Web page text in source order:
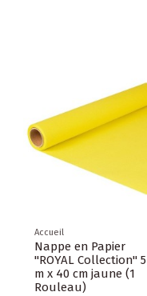
Accueil
Nappe en Papier
"ROYAL Collection" 5
m x 40 cm jaune (1
Rouleau)